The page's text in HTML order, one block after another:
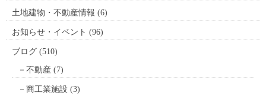
土地建物・不動産情報 (6)
お知らせ・イベント (96)
ブログ (510)
不動産 (7)
商工業施設 (3)